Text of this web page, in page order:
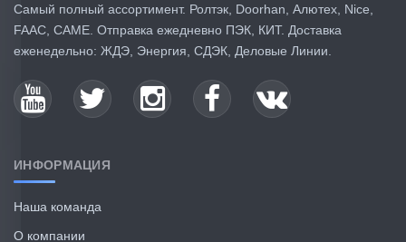
Самый полный ассортимент. Ролтэк, Doorhan, Алютех, Nice,
FAAC, CAME. Отправка ежедневно ПЭК, КИТ. Доставка
еженедельно: ЖДЭ, Энергия, СДЭК, Деловые Линии.
ИНФОРМАЦИЯ
Наша команда
О компании